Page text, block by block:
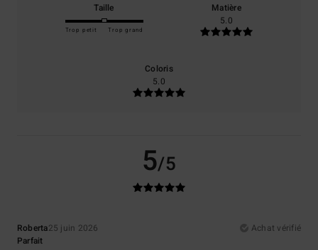
Taille
Trop petit Trop grand
Matière
5.0
Coloris
5.0
5/5
Roberta25 juin 2026
Achat vérifié
Parfait